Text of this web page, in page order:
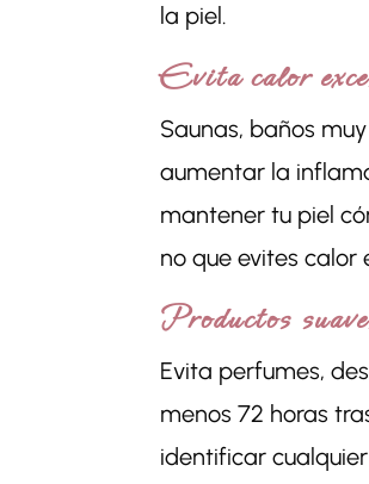
la piel.
Evita calor
Saunas, baños
aumentar la
mantener tu piel
no que evites calor
Productos
Evita perfumes,
menos 72 horas
identificar